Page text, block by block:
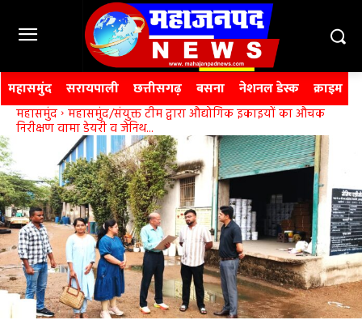
महासमुंद सरायपाली छत्तीसगढ़ बसना नेशनल डेस्क क्राइम
महासमुंद महासमुंद/संयुक्त टीम द्वारा औद्योगिक इकाइयों का औचक
निरीक्षण वामा डेयरी व जेनिथ...